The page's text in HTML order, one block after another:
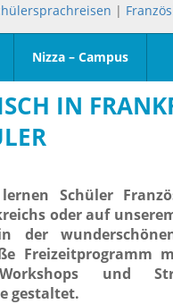
|
Nizza – Campus
IN
Schüler
oder auf
der
Freizeitprogramm
und
gestaltet.